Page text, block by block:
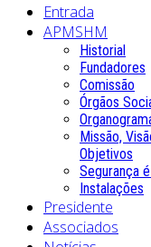
Entrada
APMSHM
Historial
Fundadores
Comissão
Órgãos
Missão,
Objetivos
Segurança
Instalações
Presidente
Associados